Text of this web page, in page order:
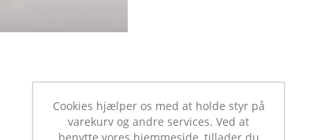
Cookies hjælper os med at holde styr på
varekurv og andre services. Ved at
benytte vores hjemmeside, tillader du